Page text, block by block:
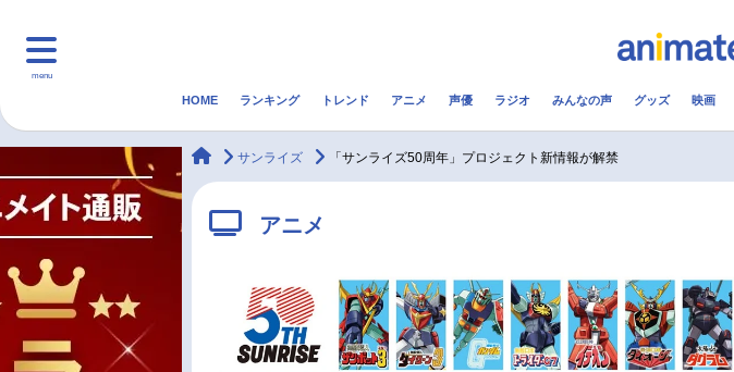
menu
マンガ・ラノベ ゲーム・アプリ
アニメ記事一覧
声優記事一覧
実写化映画一覧
男性声優/女性声優一覧
HOME ランキング トレンド アニメ 声優 ラジオ みんなの声 グッズ 映画
animateTimes
サンライズ 「サンライズ50周年」プロジェクト新情報が解禁
アニメ